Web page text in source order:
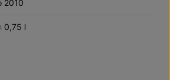
2010
0,75 l